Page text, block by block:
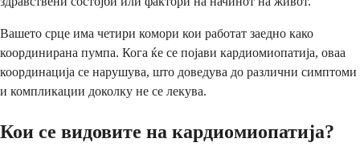
Вашето срце има четири комори кои работат заедно како
координирана пумпа. Кога ќе се појави кардиомиопатија, оваа
координација се нарушува, што доведува до различни симптоми
и компликации доколку не се лекува.
Кои се видовите на кардиомиопатија?